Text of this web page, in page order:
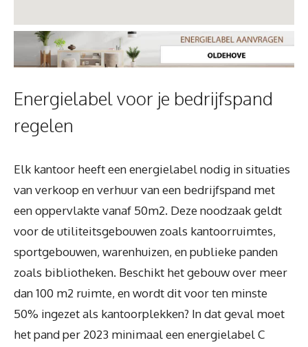
Energielabel voor je bedrijfspand
regelen
Elk kantoor heeft een energielabel nodig in situaties
van verkoop en verhuur van een bedrijfspand met
een oppervlakte vanaf 50m2. Deze noodzaak geldt
voor de utiliteitsgebouwen zoals kantoorruimtes,
sportgebouwen, warenhuizen, en publieke panden
zoals bibliotheken. Beschikt het gebouw over meer
dan 100 m2 ruimte, en wordt dit voor ten minste
50% ingezet als kantoorplekken? In dat geval moet
het pand per 2023 minimaal een energielabel C